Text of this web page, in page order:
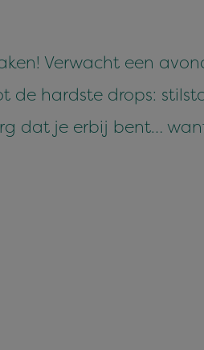
Verwacht een
de hardste drops:
dat je erbij bent…